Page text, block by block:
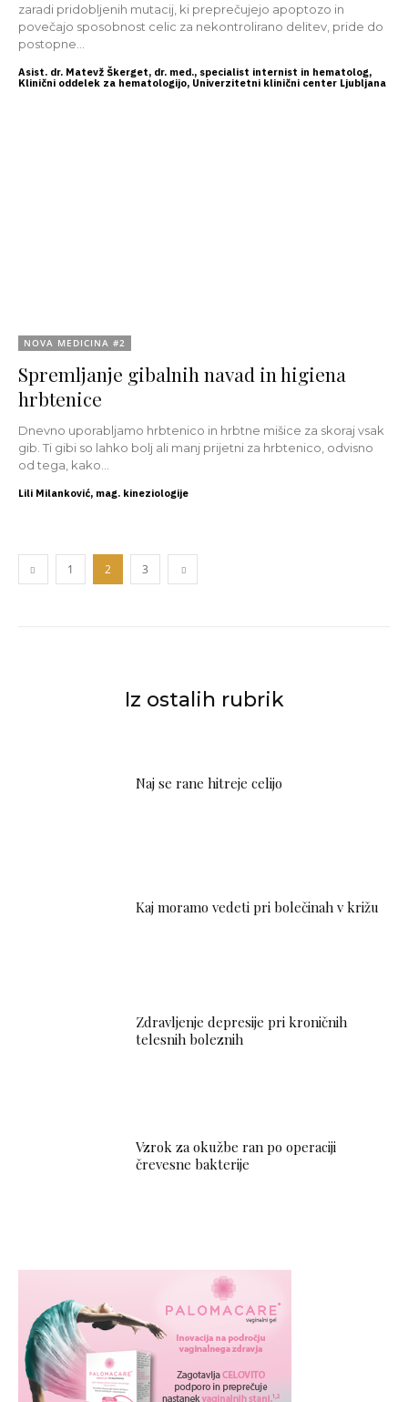
zaradi pridobljenih mutacij, ki preprečujejo apoptozo in
povečajo sposobnost celic za nekontrolirano delitev, pride do
postopne...
Asist. dr. Matevž Škerget, dr. med., specialist internist in hematolog,
Klinični oddelek za hematologijo, Univerzitetni klinični center Ljubljana
NOVA MEDICINA #2
Spremljanje gibalnih navad in higiena
hrbtenice
Dnevno uporabljamo hrbtenico in hrbtne mišice za skoraj vsak
gib. Ti gibi so lahko bolj ali manj prijetni za hrbtenico, odvisno
od tega, kako...
Lili Milanković, mag. kineziologije
1 2 3
Iz ostalih rubrik
Naj se rane hitreje celijo
Kaj moramo vedeti pri bolečinah v križu
Zdravljenje depresije pri kroničnih
telesnih boleznih
Vzrok za okužbe ran po operaciji
črevesne bakterije